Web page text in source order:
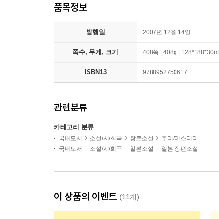
품목정보
발행일 2007년 12월 14일
쪽수, 무게, 크기 408쪽 | 408g |
ISBN13 9788952750617
관련분류
카테고리 분류
국내도서 소설/시/희곡 장르소설
추리/미스터리
국내도서
소설/시/희곡 일본소설 일본 장편소설
이 상품의 이벤트 (11개)